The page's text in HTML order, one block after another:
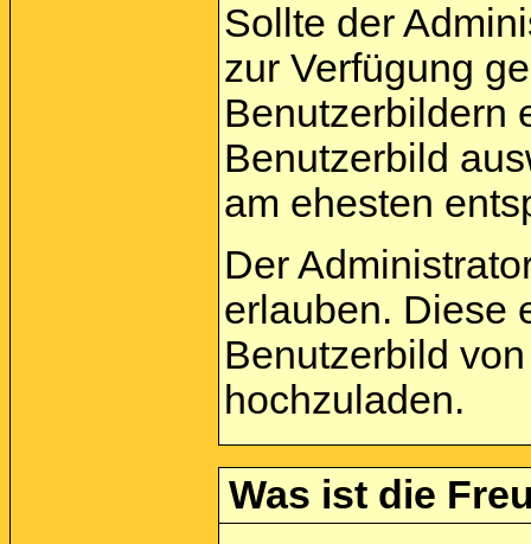
Sollte der
zur Verfügung
Benutzerbildern
Benutzerbild
am ehesten
Der
erlauben. Diese
Benutzerbild
hochzuladen.
Was ist die